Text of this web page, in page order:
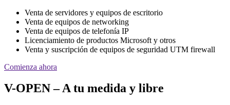
Venta de servidores y equipos de escritorio
Venta de equipos de networking
Venta de equipos de telefonía IP
Licenciamiento de productos Microsoft y otros
Venta y suscripción de equipos de seguridad UTM firewall
Comienza ahora
V-OPEN – A tu medida y libre